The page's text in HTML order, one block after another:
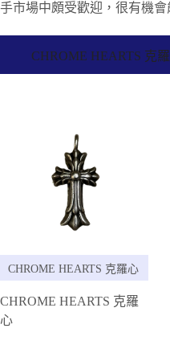
手市場中頗受歡迎，很有機會
CHROME HEARTS 克
CHROME HEARTS 克羅心
CHROME HEARTS 克羅
心